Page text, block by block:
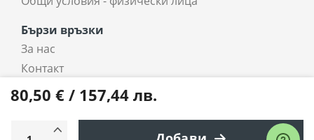
80,50 € / 157,44 лв.
Бързи връзки
За нас
Контакт
coradi.bg - интернет магазин
Всички права запазени © 2025 coradi.bg